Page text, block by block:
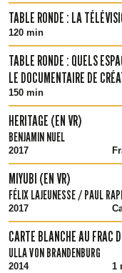
TABLE RONDE : LA
120 min
TABLE RONDE : QUELS
LE DOCUMENTAIRE DE
150 min
HERITAGE (EN VR)
BENJAMIN NUEL
2017
MIYUBI (EN VR)
FÉLIX LAJEUNESSE / PAUL
2017
CARTE BLANCHE AU FRAC
ULLA VON BRANDENBURG
2014 1